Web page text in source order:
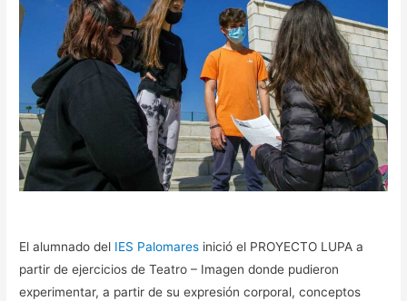
El alumnado del IES Palomares inició el PROYECTO LUPA a
partir de ejercicios de Teatro – Imagen donde pudieron
experimentar, a partir de su expresión corporal, conceptos